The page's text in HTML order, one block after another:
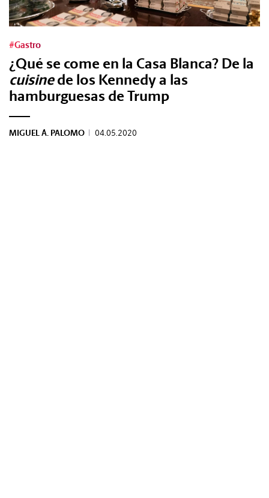
#Gastro
¿Qué se come en la Casa Blanca? De la
cuisinede los Kennedy a las
hamburguesas de Trump
MIGUEL Á. PALOMO | 04.05.2020
#Gastro
#Diseño